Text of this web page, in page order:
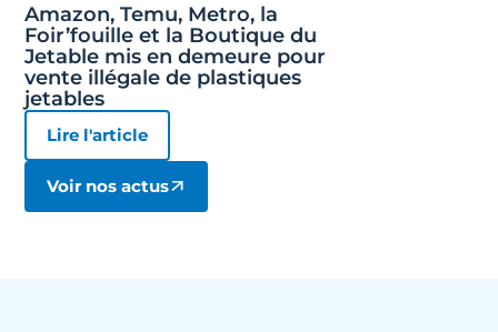
Amazon, Temu, Metro, la
Foir’fouille et la Boutique du
Jetable mis en demeure pour
vente illégale de plastiques
jetables
Lire l'article
Voir nos actus